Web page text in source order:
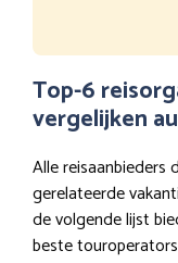
Top-6
vergelijken
Alle reisaanbieders
gerelateerde
de volgende lijst
beste